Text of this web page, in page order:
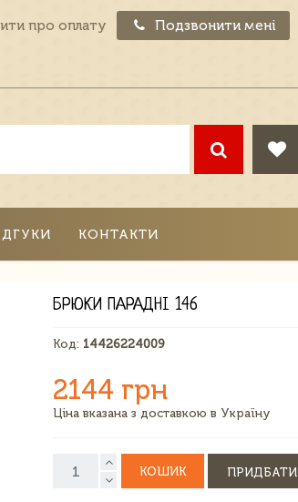
про оплату Подзвонити мені
КОНТАКТИ
БРЮКИ ПАРАДНІ 146
Код: 14426224009
2144 грн
Ціна вказана з доставкою в Україну
КОШИК ПРИДБАТИ